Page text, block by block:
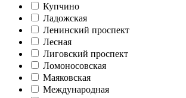
Купчино
Ладожская
Ленинский проспект
Лесная
Лиговский проспект
Ломоносовская
Маяковская
Международная